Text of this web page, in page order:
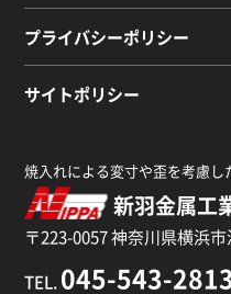
プライバシーポリシー
サイトポリシー
焼入れによる変寸や歪を考慮し
新羽金属工
〒223-0057 神奈川県横浜
TEL. 045-543-